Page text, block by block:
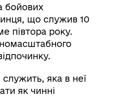
бойових
що служив 10
півтора року.
яка в неї
як чинні